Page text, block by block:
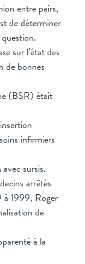
entre pairs,
de déterminer
sur l’état des
de bonnes
(BSR) était
infirmiers
sursis.
arrêtés
à 1999, Roger
de
à la